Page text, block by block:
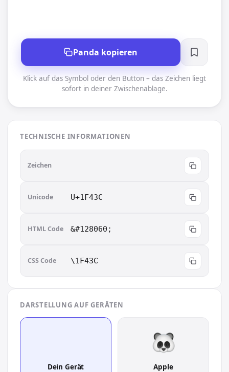
Panda kopieren
Klick auf das Symbol oder den Button – das Zeichen liegt
sofort in deiner Zwischenablage.
TECHNISCHE INFORMATIONEN
Zeichen
Unicode U+1F43C
HTML Code &#128060;
CSS Code \1F43C
DARSTELLUNG AUF GERÄTEN
Dein Gerät Apple